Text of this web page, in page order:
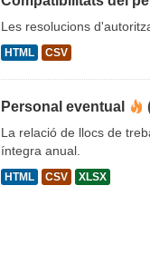
Les resolucions
HTML CSV
Personal eventual
La relació de llocs de
íntegra anual.
HTML CSV XLSX